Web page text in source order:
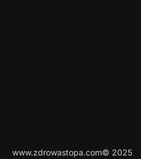
www.zdrowastopa.com© 2025